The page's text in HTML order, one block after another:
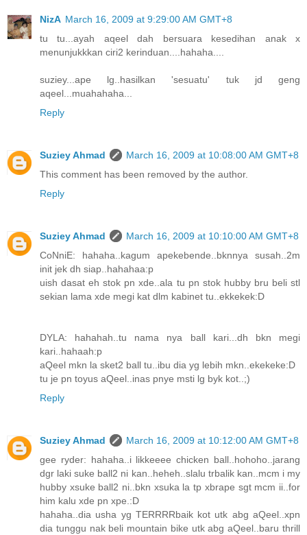
NizA March 16, 2009 at 9:29:00 AM GMT+8
tu tu...ayah aqeel dah bersuara kesedihan anak x
menunjukkkan ciri2 kerinduan....hahaha....
suziey...ape lg..hasilkan 'sesuatu' tuk jd geng
aqeel...muahahaha...
Reply
Suziey Ahmad
March 16, 2009 at 10:08:00 AM GMT+8
This comment has been removed by the author.
Reply
Suziey Ahmad
March 16, 2009 at 10:10:00 AM GMT+8
CoNniE: hahaha..kagum apekebende..bknnya susah..2m
init jek dh siap..hahahaa:p
uish dasat eh stok pn xde..ala tu pn stok hubby bru beli stl
sekian lama xde megi kat dlm kabinet tu..ekkekek:D
DYLA: hahahah..tu nama nya ball kari...dh bkn megi
kari..hahaah:p
aQeel mkn la sket2 ball tu..ibu dia yg lebih mkn..ekekeke:D
tu je pn toyus aQeel..inas pnye msti lg byk kot..;)
Reply
Suziey Ahmad
March 16, 2009 at 10:12:00 AM GMT+8
gee ryder: hahaha..i likkeeee chicken ball..hohoho..jarang
dgr laki suke ball2 ni kan..heheh..slalu trbalik kan..mcm i my
hubby xsuke ball2 ni..bkn xsuka la tp xbrape sgt mcm ii..for
him kalu xde pn xpe.:D
hahaha..dia usha yg TERRRRbaik kot utk abg aQeel..xpn
dia tunggu nak beli mountain bike utk abg aQeel..baru thrill